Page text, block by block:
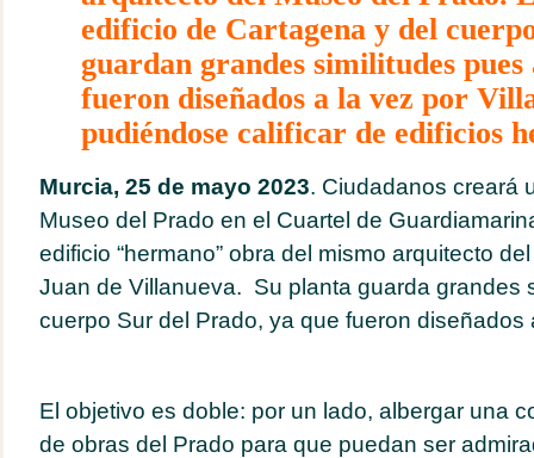
edificio de Cartagena y del
guardan grandes similitudes pues
fueron diseñados a la vez por
pudiéndose calificar de edificios
Murcia, 25 de mayo 2023. Ciudadanos creará
Museo del Prado en el Cuartel de
edificio “hermano” obra del mismo arquitecto
Juan de Villanueva. Su planta guarda grandes
cuerpo Sur del Prado, ya que fueron diseñados
El objetivo es doble: por un lado, albergar una
de obras del Prado para que puedan ser